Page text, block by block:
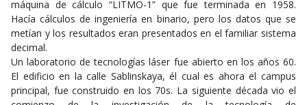
máquina de cálculo “LITMO-1” que fue terminada en 1958.
Hacía cálculos de ingeniería en binario, pero los datos que se
metían y los resultados eran presentados en el familiar sistema
decimal.
Un laboratorio de tecnologías láser fue abierto en los años 60.
El edificio en la calle Sablinskaya, él cual es ahora el campus
principal, fue construido en los 70s. La siguiente década vio el